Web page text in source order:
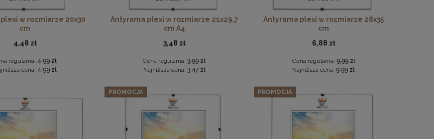
3 szt. ramek na zdjęcia 25 x 35 cm z naturalnego drewna
w rozmiarze 20x30
cm
4,48 zł
regularna: 4,99 zł
cena:4,99 zł
Antyrama plexi w rozmiarze 21x29,7
cm A4
3,48 zł
Cena regularna: 3,99 zł
Najniższa cena:3,47 zł
Antyrama plexi w rozmiarze 28x35
cm
6,88 zł
Cena regularna:9,99 zł
Najniższa cena: 9,99 zł
PROMOCJA PROMOCJA